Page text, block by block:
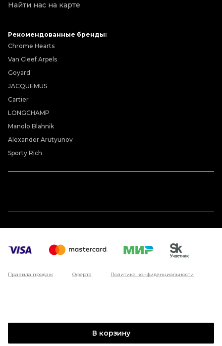
В корзину
Найти нас на карте
Рекомендованные бренды:
Chrome Hearts
Van Cleef Arpels
Goyard
JACQUEMUS
Cartier
LONGCHAMP
Manolo Blahnik
Alexander Arutyunov
Sporty Rich
Правила продаж Оферта Политика конфиденциальности